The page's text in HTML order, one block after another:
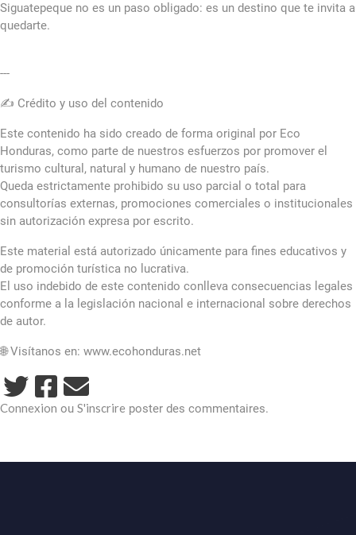
Siguatepeque no es un paso obligado: es un destino que te invita a
quedarte.
---
✍️ Crédito y uso del contenido
Este contenido ha sido creado de forma original por Eco
Honduras, como parte de nuestros esfuerzos por promover el
turismo cultural, natural y humano de nuestro país.
Queda estrictamente prohibido su uso parcial o total para
consultorías externas, promociones comerciales o institucionales
sin autorización expresa por escrito.
Este material está autorizado únicamente para fines educativos y
de promoción turística no lucrativa.
El uso indebido de este contenido conlleva consecuencias legales
conforme a la legislación nacional e internacional sobre derechos
de autor.
🌐 Visítanos en: www.ecohonduras.net
Connexion ou S'inscrire poster des commentaires.